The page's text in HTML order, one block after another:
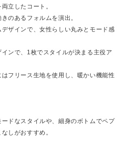
立したコート。
のあるフォルムを演出。
ザインで、女性らしい丸みとモード感
ンで、1枚でスタイルが決まる主役ア
フリース生地を使用し、暖かい機能性
ドなスタイルや、細身のボトムでペプ
しがおすすめ。